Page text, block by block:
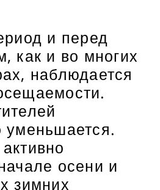
и перед
как и во многих
наблюдается
уменьшается.
осени и
зимних